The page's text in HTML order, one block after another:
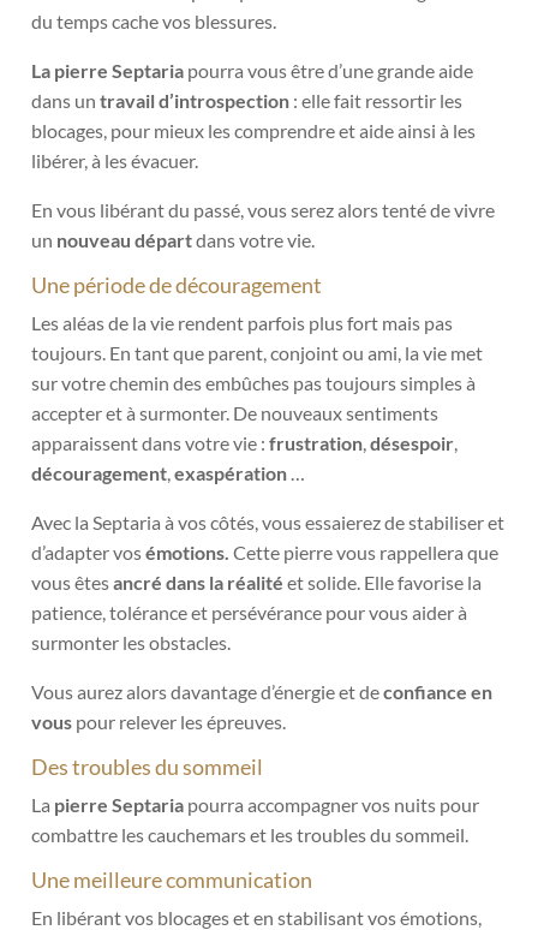
du temps cache vos blessures.
La pierre Septaria pourra vous être d’une grande aide
dans untravail d’introspection : elle fait ressortir les
blocages, pour mieux les comprendre et aide ainsi à les
libérer, à les évacuer.
En vous libérant du passé, vous serez alors tenté de vivre
un nouveau départdans votre vie.
Une période de découragement
Les aléas de la vie rendent parfois plus fort mais pas
toujours. En tant que parent, conjoint ou ami, la vie met
sur votre chemin des embûches pas toujours simples à
accepter et à surmonter. De nouveaux sentiments
apparaissent dans votre vie :frustration,désespoir,
découragement,exaspération …
Avec la Septaria à vos côtés, vous essaierez de stabiliser et
d’adapter vosémotions. Cette pierre vous rappellera que
vous êtesancré dans la réalitéet solide. Elle favorise la
patience, tolérance et persévérance pour vous aider à
surmonter les obstacles.
Vous aurez alors davantage d’énergie et deconfiance en
vous pour relever les épreuves.
Des troubles du sommeil
La pierre Septaria pourra accompagner vos nuits pour
combattre les cauchemars et les troubles du sommeil.
Une meilleure communication
En libérant vos blocages et en stabilisant vos émotions,